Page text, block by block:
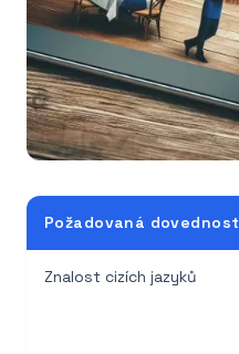
Požadovaná dovednost
Znalost cizích jazyků